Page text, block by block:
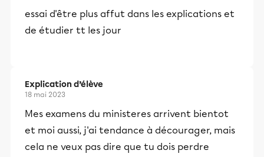
essai d'être plus affut dans les explications et
de étudier tt les jour
Explication d’élève
18 mai 2023
Mes examens du ministeres arrivent bientot
et moi aussi, j'ai tendance à décourager, mais
cela ne veux pas dire que tu dois perdre